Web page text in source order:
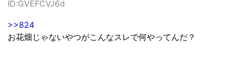
ID:GVEFCVJ6d
>>824
お花畑じゃないやつがこんなスレで何やってんだ？